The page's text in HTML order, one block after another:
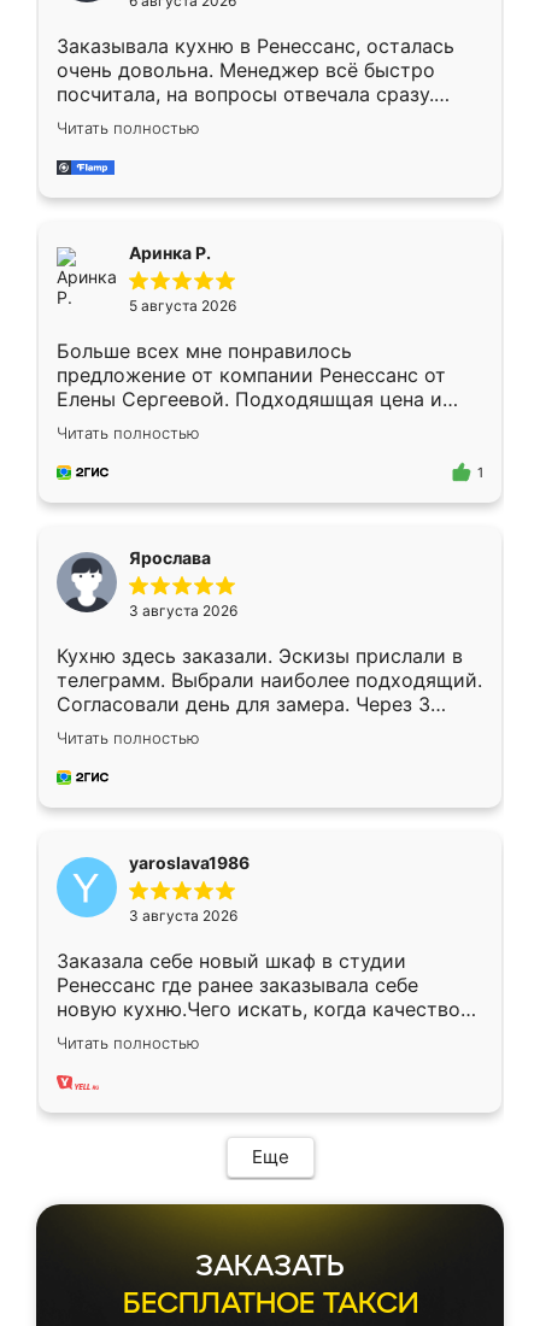
мебели буду заказывать только здесь.
Заказывала кухню в Ренессанс, осталась
очень довольна. Менеджер всё быстро
посчитала, на вопросы отвечала сразу.
Замерщик приехал в субботу, подошёл к
делу со всей ответственностью. Собрали
за день, ребята работали аккуратно, даже
Читать полностью
Аринка Р.
5 августа 2026
Больше всех мне понравилось
предложение от компании Ренессанс от
Елены Сергеевой. Подходяшщая цена и
короткие сроки изготовления. Приехавший
для замера сотрудник Владислав
предложил по моему эскизу самый
Читать полностью
1
Ярослава
3 августа 2026
Кухню здесь заказали. Эскизы прислали в
телеграмм. Выбрали наиболее подходящий.
Согласовали день для замера. Через 3
недели кухня была уже готова. Остались
довольны работой. Спасибо Ренессанс
мебель за качественную работу!
Читать полностью
yaroslava1986
3 августа 2026
Заказала себе новый шкаф в студии
Ренессанс где ранее заказывала себе
новую кухню.Чего искать, когда качеством
вполне довольна. Служит кухня уже почти
два года, нареканий нет.
Читать полностью
Еще
ЗАКАЗАТЬ
БЕСПЛАТНОЕ ТАКСИ